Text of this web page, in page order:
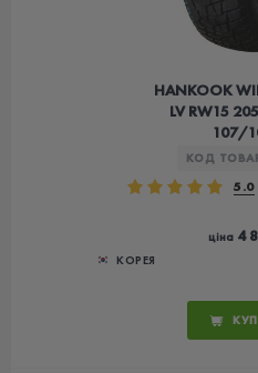
HANKOOK
LV RW15
107/
КОД
5.0
ціна4
КОРЕЯ